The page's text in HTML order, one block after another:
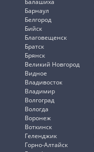
Балашиха
Барнаул
Белгород
Бийск
Благовещенск
Братск
Брянск
Великий Новгород
Видное
Владивосток
Владимир
Волгоград
Вологда
Воронеж
Воткинск
Геленджик
Горно-Алтайск